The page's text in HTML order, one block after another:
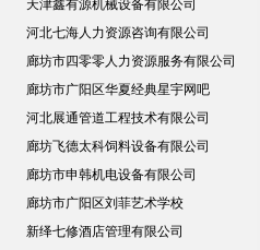
天津鑫有源机械设备有限公司
河北七海人力资源咨询有限公司
廊坊市四零零人力资源服务有限公司
廊坊市广阳区华夏经典星宇网吧
河北展通管道工程技术有限公司
廊坊飞德太科饲料设备有限公司
廊坊市申韩机电设备有限公司
廊坊市广阳区刘菲艺术学校
新绎七修酒店管理有限公司